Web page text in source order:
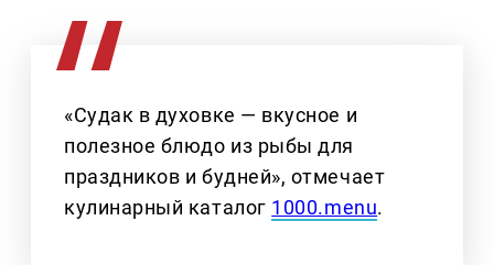
«Судак в духовке — вкусное и
полезное блюдо из рыбы для
праздников и будней», отмечает
кулинарный каталог 1000.menu.